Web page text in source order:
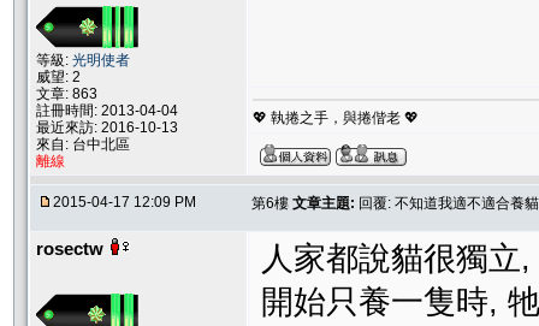
等級: 光明使者
威望: 2
文章: 863
註冊時間: 2013-04-04
最近來訪: 2016-10-13
來自: 台中北區
離線
💖 執捲之手，與捲偕老 💖
2015-04-17 12:09 PM 第6樓 文章主題: 回覆: 不知道我適不適合養
rosectw
人家都說貓很獨立
開始只養一隻時,